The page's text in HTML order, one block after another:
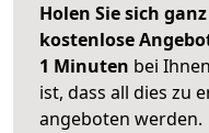
Holen Sie sich
kostenlose
1 Minuten bei
ist, dass all dies zu
angeboten werden.